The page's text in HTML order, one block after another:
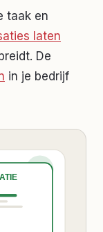
taak en
laten
De
in je bedrijf